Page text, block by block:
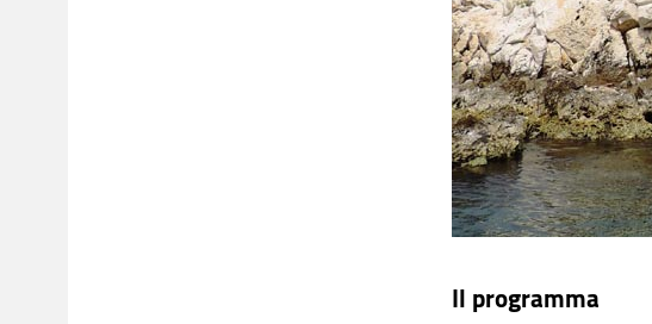
Il programma